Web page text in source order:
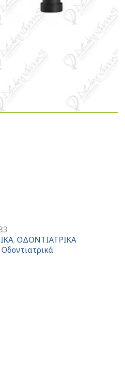
, ΟΔΟΝΤΙΑΤΡΙΚΑ
Οδοντιατρικά